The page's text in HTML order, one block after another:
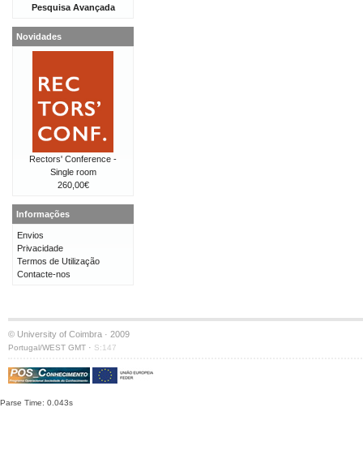
Pesquisa Avançada
Novidades
Rectors' Conference -
Single room
260,00€
Informações
Envios
Privacidade
Termos de Utilização
Contacte-nos
© University of Coimbra · 2009
Portugal/WEST GMT · S:147
Parse Time: 0.043s